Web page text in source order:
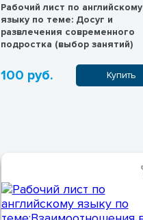
Рабочий лист по английскому
языку по теме: Досуг и
развлечения современного
подростка (выбор занятий)
100 руб. Купить